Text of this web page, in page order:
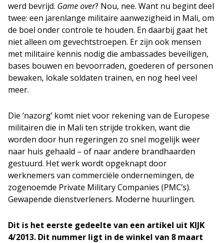
werd bevrijd. Game over? Nou, nee. Want nu begint deel
twee: een jarenlange militaire aanwezigheid in Mali, om
de boel onder controle te houden. En daarbij gaat het
niet alleen om gevechtstroepen. Er zijn ook mensen
met militaire kennis nodig die ambassades beveiligen,
bases bouwen en bevoorraden, goederen of personen
bewaken, lokale soldaten trainen, en nog heel veel
meer.
Die ‘nazorg’ komt niet voor rekening van de Europese
militairen die in Mali ten strijde trokken, want die
worden door hun regeringen zo snel mogelijk weer
naar huis gehaald – of naar andere brandhaarden
gestuurd. Het werk wordt opgeknapt door
werknemers van commerciële ondernemingen, de
zogenoemde Private Military Companies (PMC’s).
Gewapende dienstverleners. Moderne huurlingen.
Dit is het eerste gedeelte van een artikel uit KIJK
4/2013. Dit nummer ligt in de winkel van 8 maart